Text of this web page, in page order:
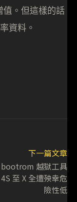
。但這樣的話
資料。
下一篇文章
越獄工具
至 X 全遭殃幸危
險性低